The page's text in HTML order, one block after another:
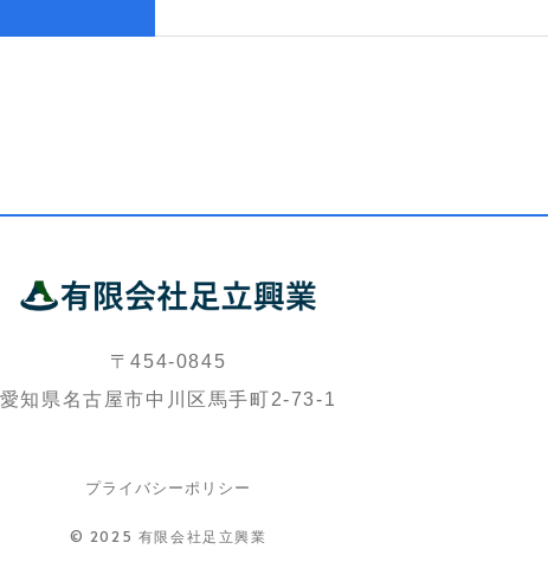
〒454-0845
愛知県名古屋市中川区馬手町2-73-1
プライバシーポリシー
© 2025 有限会社足立興業